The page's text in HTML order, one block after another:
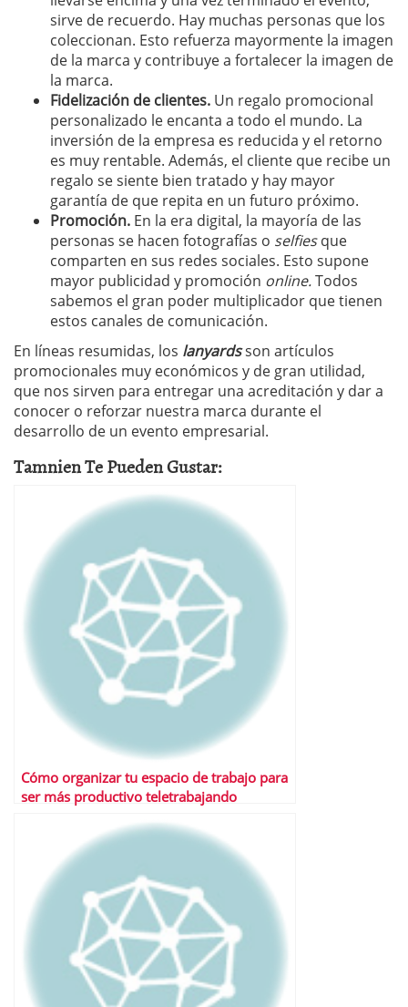
sirve de recuerdo. Hay muchas personas que los
coleccionan. Esto refuerza mayormente la imagen
de la marca y contribuye a fortalecer la imagen de
la marca.
Fidelización de clientes. Un regalo promocional
personalizado le encanta a todo el mundo. La
inversión de la empresa es reducida y el retorno
es muy rentable. Además, el cliente que recibe un
regalo se siente bien tratado y hay mayor
garantía de que repita en un futuro próximo.
Promoción. En la era digital, la mayoría de las
personas se hacen fotografías o selfiesque
comparten en sus redes sociales. Esto supone
mayor publicidad y promoción online.Todos
sabemos el gran poder multiplicador que tienen
estos canales de comunicación.
En líneas resumidas, los lanyardsson artículos
promocionales muy económicos y de gran utilidad,
que nos sirven para entregar una acreditación y dar a
conocer o reforzar nuestra marca durante el
desarrollo de un evento empresarial.
Tamnien Te Pueden Gustar:
Cómo organizar tu espacio de trabajo para
ser más productivo teletrabajando